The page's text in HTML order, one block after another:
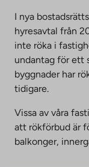
I nya
hyresavtal från
inte röka i
undantag för ett
byggnader har
tidigare.
Vissa av våra
att rökförbud är
balkonger,